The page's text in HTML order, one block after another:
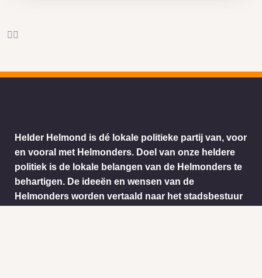
Helder Helmond is dé lokale politieke partij van, voor
en vooral met Helmonders. Doel van onze heldere
politiek is de lokale belangen van de Helmonders te
behartigen. De ideeën en wensen van de
Helmonders worden vertaald naar het stadsbestuur